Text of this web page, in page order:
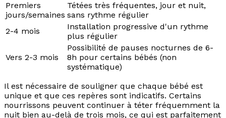
Premiers
jours/semaines
Tétées très fréquentes, jour et nuit,
sans rythme régulier
2-4 mois
Installation progressive d'un rythme
plus régulier
Vers 2-3 mois
Possibilité de pauses nocturnes de 6-
8h pour certains bébés (non
systématique)
Il est nécessaire de souligner que chaque bébé est
unique et que ces repères sont indicatifs. Certains
nourrissons peuvent continuer à téter fréquemment la
nuit bien au-delà de trois mois, ce qui est parfaitement